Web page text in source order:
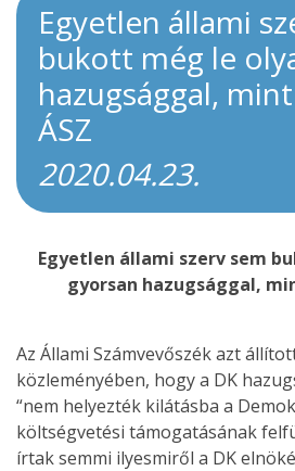
Egyetlen állami
bukott még le
hazugsággal,
ÁSZ
2020.04.23.
Egyetlen állami szerv sem
gyorsan hazugsággal,
Az Állami Számvevőszék azt
közleményében, hogy a DK
“nem helyezték kilátásba a
költségvetési támogatásának
írtak semmi ilyesmiről a DK